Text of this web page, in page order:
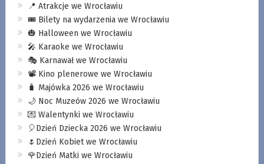
📍 Atrakcje we Wrocławiu
🎟️ Bilety na wydarzenia we Wrocławiu
🎃 Halloween we Wrocławiu
🎤 Karaoke we Wrocławiu
🎭 Karnawał we Wrocławiu
📽️ Kino plenerowe we Wrocławiu
🧳 Majówka 2026 we Wrocławiu
🌙 Noc Muzeów 2026 we Wrocławiu
💌 Walentynki we Wrocławiu
🎈Dzień Dziecka 2026 we Wrocławiu
🌷Dzień Kobiet we Wrocławiu
🌹Dzień Matki we Wrocławiu